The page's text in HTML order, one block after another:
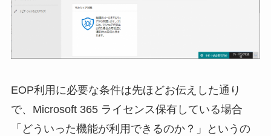
EOP利用に必要な条件は先ほどお伝えした通り
で、Microsoft 365 ライセンス保有している場合
「どういった機能が利用できるのか？」というの